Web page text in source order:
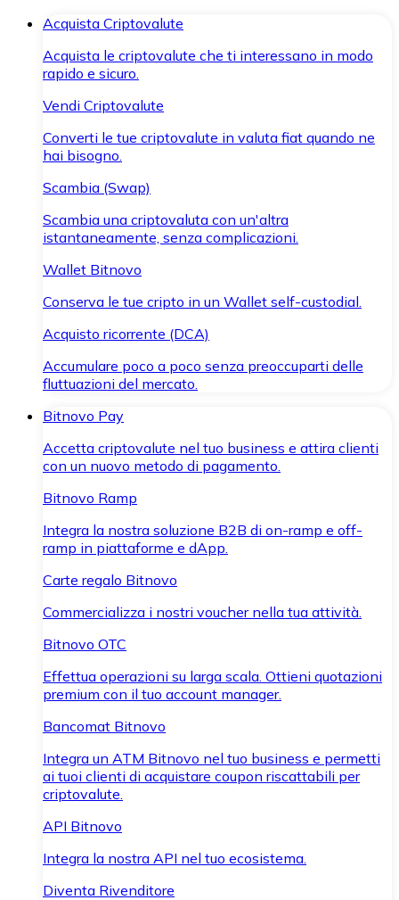
Acquista Criptovalute
Acquista le criptovalute che ti interessano in modo
rapido e sicuro.
Vendi Criptovalute
Converti le tue criptovalute in valuta fiat quando ne
hai bisogno.
Scambia (Swap)
Scambia una criptovaluta con un'altra
istantaneamente, senza complicazioni.
Wallet Bitnovo
Conserva le tue cripto in un Wallet self-custodial.
Acquisto ricorrente (DCA)
Accumulare poco a poco senza preoccuparti delle
fluttuazioni del mercato.
Bitnovo Pay
Accetta criptovalute nel tuo business e attira clienti
con un nuovo metodo di pagamento.
Bitnovo Ramp
Integra la nostra soluzione B2B di on-ramp e off-
ramp in piattaforme e dApp.
Carte regalo Bitnovo
Commercializza i nostri voucher nella tua attività.
Bitnovo OTC
Effettua operazioni su larga scala. Ottieni quotazioni
premium con il tuo account manager.
Bancomat Bitnovo
Integra un ATM Bitnovo nel tuo business e permetti
ai tuoi clienti di acquistare coupon riscattabili per
criptovalute.
API Bitnovo
Integra la nostra API nel tuo ecosistema.
Diventa Rivenditore